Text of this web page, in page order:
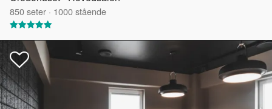
850seter · 1000stående